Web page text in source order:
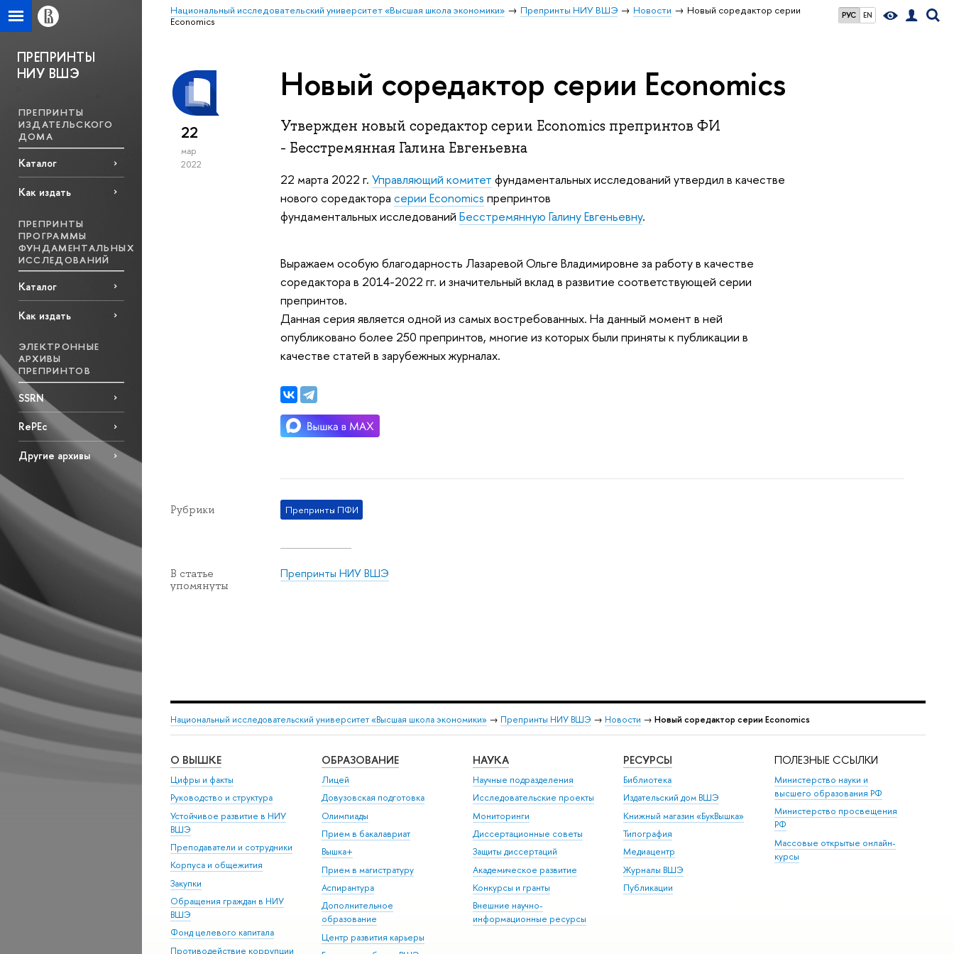
РУС EN
Национальный исследовательский университет «Высшая школа экономики» Препринты НИУ ВШЭ Новости
Новый соредактор серии
Economics
ПРЕПРИНТЫ
НИУ ВШЭ
ПРЕПРИНТЫ
ИЗДАТЕЛЬСКОГО
ДОМА
Каталог
Как издать
ПРЕПРИНТЫ
ПРОГРАММЫ
ФУНДАМЕНТАЛЬНЫХ
ИССЛЕДОВАНИЙ
Каталог
Как издать
ЭЛЕКТРОННЫЕ
АРХИВЫ
ПРЕПРИНТОВ
SSRN
RePEc
Другие архивы
22
мар
2022
Новый соредактор серии Economics
Утвержден новый соредактор серии Economics препринтов ФИ
- Бесстремянная Галина Евгеньевна
22 марта 2022 г.Управляющий комитет фундаментальных исследований утвердил в качестве
нового соредакторасерии Economics препринтов
фундаментальных исследованийБесстремянную Галину Евгеньевну.
Выражаем особую благодарность Лазаревой Ольге Владимировне за работу в качестве
соредактора в 2014-2022 гг. и значительный вклад в развитие соответствующей серии
препринтов.
Данная серия является одной из самых востребованных.На данный момент в ней
опубликовано более 250 препринтов, многие из которыхбыли приняты к публикации в
качестве статей в зарубежных журналах.
Рубрики Препринты ПФИ
В статье
упомянуты
Препринты НИУ ВШЭ
Национальный исследовательский университет «Высшая школа экономики» → Препринты НИУ ВШЭ → Новости → Новый соредактор серии Economics
О ВЫШКЕ
Цифры и факты
Руководство и структура
Устойчивое развитие в НИУ
ВШЭ
Преподаватели и сотрудники
Корпуса и общежития
Закупки
Обращения граждан в НИУ
ВШЭ
Фонд целевого капитала
Противодействие коррупции
ОБРАЗОВАНИЕ
Лицей
Довузовская подготовка
Олимпиады
Прием в бакалавриат
Вышка+
Прием в магистратуру
Аспирантура
Дополнительное
образование
Центр развития карьеры
НАУКА
Научные подразделения
Исследовательские проекты
Мониторинги
Диссертационные советы
Защиты диссертаций
Академическое развитие
Конкурсы и гранты
Внешние научно-
информационные ресурсы
РЕСУРСЫ
Библиотека
Издательский дом ВШЭ
Книжный магазин «БукВышка»
Типография
Медиацентр
Журналы ВШЭ
Публикации
ПОЛЕЗНЫЕ ССЫЛКИ
Министерство науки и
высшего образования РФ
Министерство просвещения
РФ
Массовые открытые онлайн-
курсы